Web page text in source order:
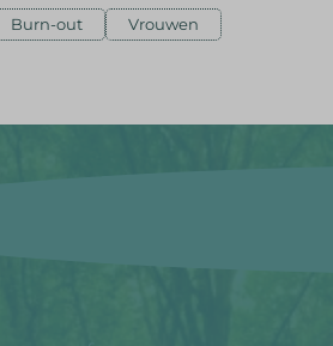
Burn-out Vrouwen